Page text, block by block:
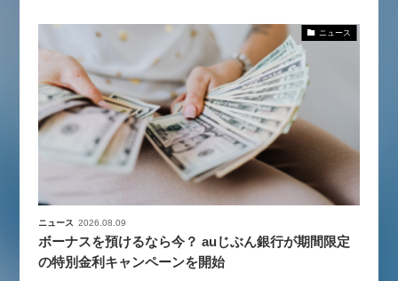
ニュース
ニュース 2026.08.09
ボーナスを預けるなら今？ auじぶん銀行が期間限定
の特別金利キャンペーンを開始